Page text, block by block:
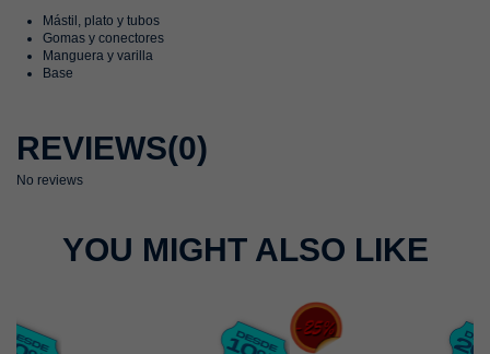
Mástil, plato y tubos
Gomas y conectores
Manguera y varilla
Base
REVIEWS(0)
No reviews
YOU MIGHT ALSO LIKE